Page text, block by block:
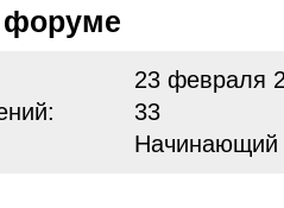
форуме
23 февраля
33
Начинающий